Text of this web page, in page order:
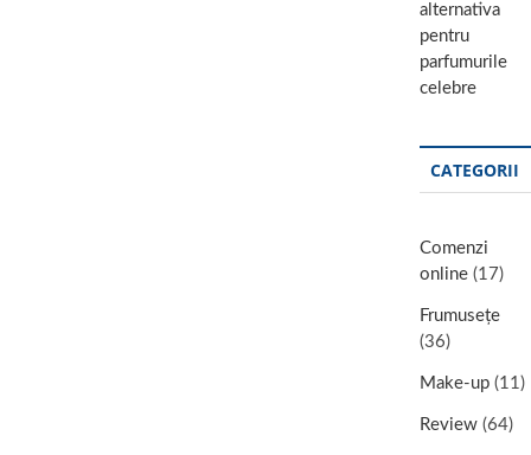
alternativa
pentru
parfumurile
celebre
CATEGORII
Comenzi
online(17)
Frumusețe
(36)
Make-up(11)
Review(64)